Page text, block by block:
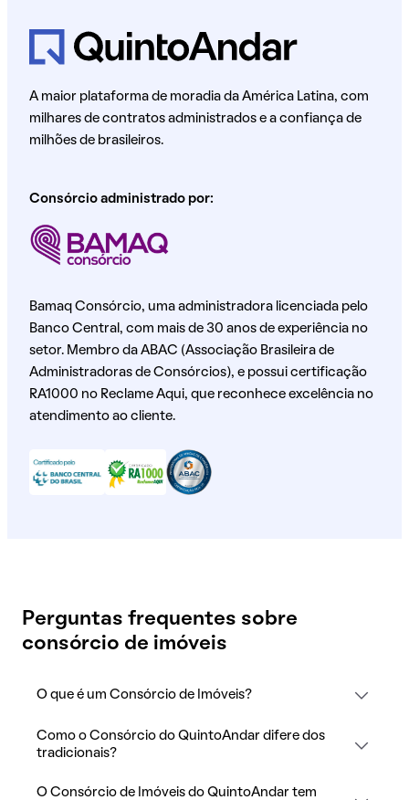
A maior plataforma de moradia da América Latina, com
milhares de contratos administrados e a confiança de
milhões de brasileiros.
Consórcio administrado por:
Bamaq Consórcio, uma administradora licenciada pelo
Banco Central, com mais de 30 anos de experiência no
setor. Membro da ABAC (Associação Brasileira de
Administradoras de Consórcios), e possui certificação
RA1000 no Reclame Aqui, que reconhece excelência no
atendimento ao cliente.
Perguntas frequentes sobre
consórcio de imóveis
O que é um Consórcio de Imóveis?
Como o Consórcio do QuintoAndar difere dos
tradicionais?
O Consórcio de Imóveis do QuintoAndar tem